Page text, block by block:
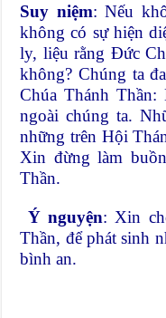
Suy niệm: Nếu
không có sự hiện
ly, liệu rằng Đức
không? Chúng ta
Chúa Thánh
ngoài chúng ta.
những trên Hội
Xin đừng làm
Thần.
Ý nguyện: Xin
Thần, để phát sinh
bình an.